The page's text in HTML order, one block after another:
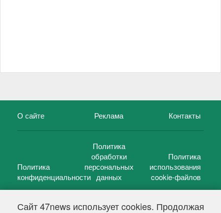
Сайт 47news использует cookies. Продолжая
О сайте Реклама Контакты
Политика
конфиденциальности
Политика
обработки
персональных
данных
Политика
использования
cookie-файлов